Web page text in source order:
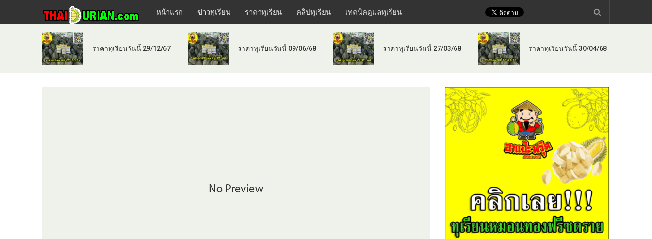
หน้าแรก ข่าวทุเรียน ราคาทุเรียน คลิปทุเรียน เทคนิคดูแลทุเรียน
ราคาทุเรียนวันนี้ 29/12/67 ราคาทุเรียนวันนี้ 09/06/68 ราคาทุเรียนวันนี้ 27/03/68 ราคาทุเรียนวันนี้ 30/04/68